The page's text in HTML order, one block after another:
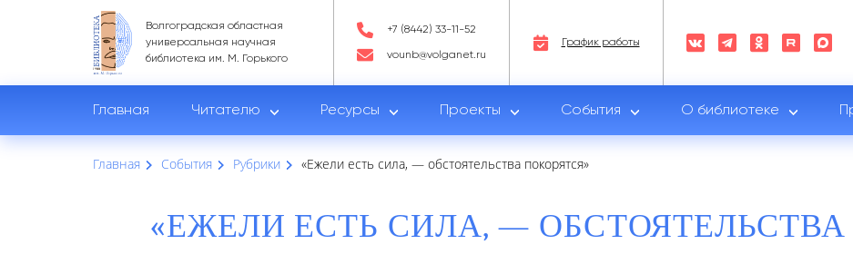
Волгоградская областная
универсальная научная
библиотека им. М. Горького
+7 (8442) 33-11-52
vounb@volganet.ru
График работы
Главная Читателю Ресурсы Проекты События О библиотеке
Главная События Рубрики «Ежели есть сила, — обстоятельства покорятся»
«ЕЖЕЛИ ЕСТЬ СИЛА, —